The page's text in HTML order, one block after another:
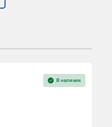
В наличии